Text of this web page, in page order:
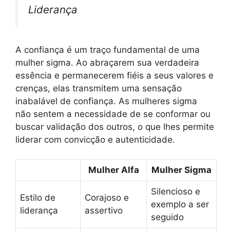
Liderança
A confiança é um traço fundamental de uma
mulher sigma. Ao abraçarem sua verdadeira
essência e permanecerem fiéis a seus valores e
crenças, elas transmitem uma sensação
inabalável de confiança. As mulheres sigma
não sentem a necessidade de se conformar ou
buscar validação dos outros, o que lhes permite
liderar com convicção e autenticidade.
Mulher Alfa Mulher Sigma
Estilo de
liderança
Corajoso e
assertivo
Silencioso e
exemplo a ser
seguido